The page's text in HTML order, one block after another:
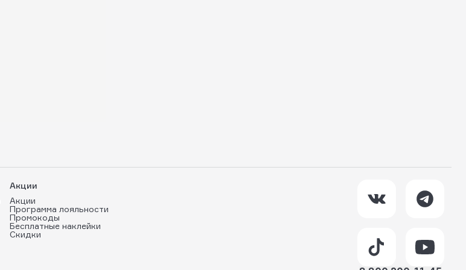
Акции
Акции
Программа лояльности
Промокоды
Бесплатные наклейки
Скидки